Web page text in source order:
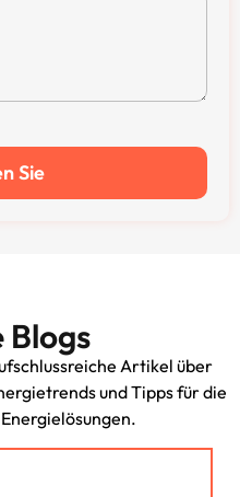
Sie
Blogs
Artikel über
und Tipps für die